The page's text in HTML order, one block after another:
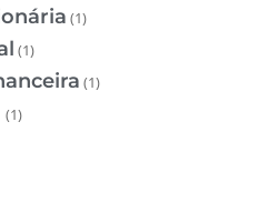
(1)
(1)
(1)
(1)